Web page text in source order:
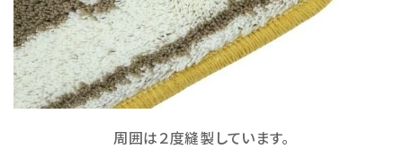
周囲は２度縫製しています。